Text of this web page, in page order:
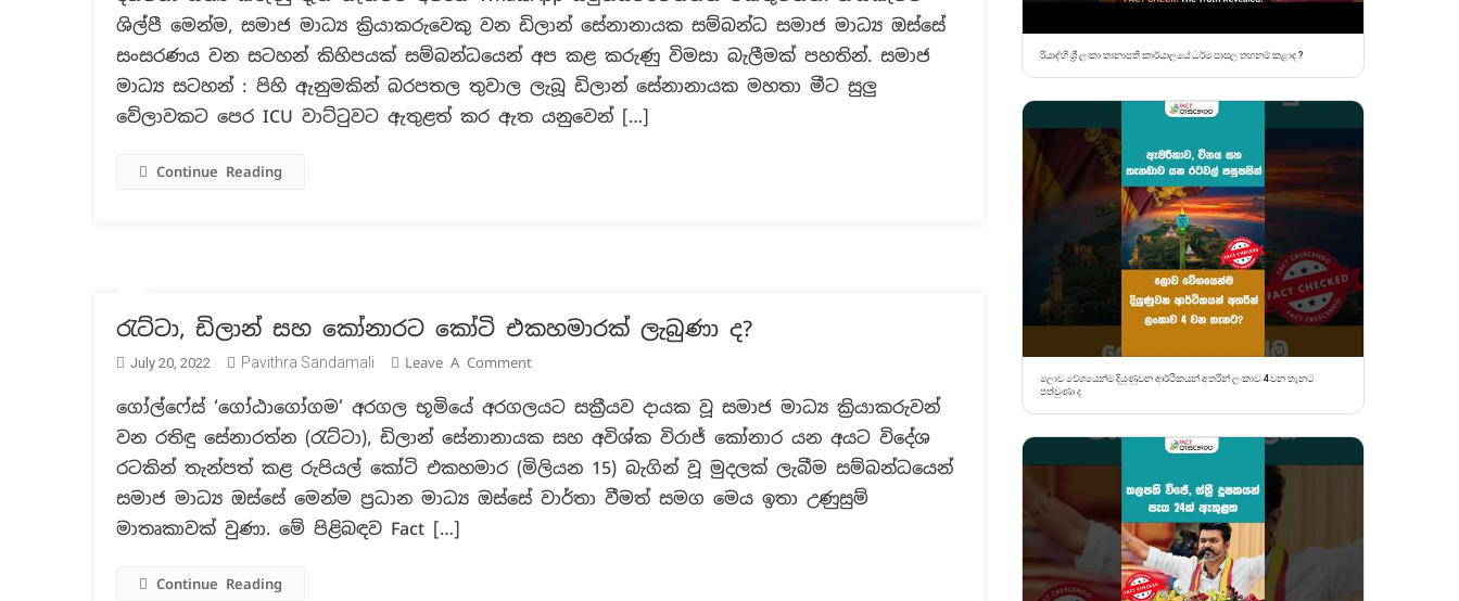
ශිල්පී
ඩිලාන්
සේනානායකට
පහර
දුන්
ශිල්පී මෙන්ම, සමාජ මාධ්‍ය ක්‍රියාකරුවෙකු වන ඩිලාන් සේනානායක සම්බන්ධ සමාජ මාධ්‍ය ඔස්සේ
සංසරණය වන සටහන් කිහිපයක් සම්බන්ධයෙන් අප කළ කරුණු විමසා බැලීමක් පහතින්. සමාජ
මාධ්‍ය සටහන් : පිහි ඇනුමකින් බරපතල තුවාල ලැබූ ඩිලාන් සේනානායක මහතා මීට සුලු
වේලාවකට පෙර ICU වාට්ටුවට ඇතුළත් කර ඇත යනුවෙන් […]
Continue Reading
රැට්ටා, ඩිලාන් සහ කෝනාරට කෝටි එකහමාරක් ලැබුණා ද?
July 20, 2022 Pavithra Sandamali Leave A CommentOn
ඩිලාන්
සහ
කෝනාරට
කෝටි
එකහමාරක්
ගෝල්ෆේස් ‘ගෝඨාගෝගම’ අරගල භූමියේ අරගලයට සක්‍රීයව දායක වූ සමාජ මාධ්‍ය ක්‍රියාකරුවන්
වන රතිඳු සේනාරත්න (රැට්ටා), ඩිලාන් සේනානායක සහ අවිශ්ක විරාජ් කෝනාර යන අයට විදේශ
රටකින් තැන්පත් කළ රුපියල් කෝටි එකහමාර (මිලියන 15) බැගින් වූ මුදලක් ලැබීම සම්බන්ධයෙන්
සමාජ මාධ්‍ය ඔස්සේ මෙන්ම ප්‍රධාන මාධ්‍ය ඔස්සේ වාර්තා වීමත් සමග මෙය ඉතා උණුසුම්
මාතෘකාවක් වුණා. මේ පිළිබඳව Fact […]
Continue Reading
රියාද්හි ශ්‍රී ලංකා තානාපති කාර්යාලයේ ධර්ම පාසල තහනම් කළාද ?
ලොව වේගයෙන්ම දියුණුවන ආර්ථිකයන් අතරින් ලංකාව 4 වන තැනට
පත්වුණා ද